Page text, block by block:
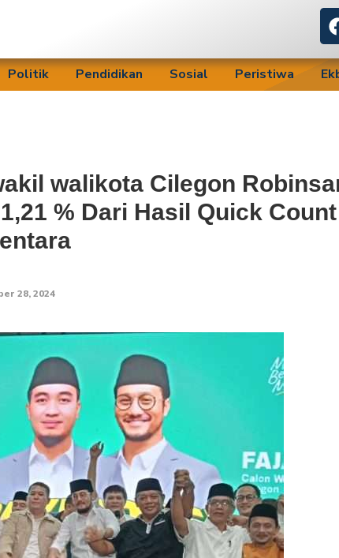
Politik Pendidikan Sosial Peristiwa
walikota Cilegon
% Dari Hasil Quick Count
28, 2024